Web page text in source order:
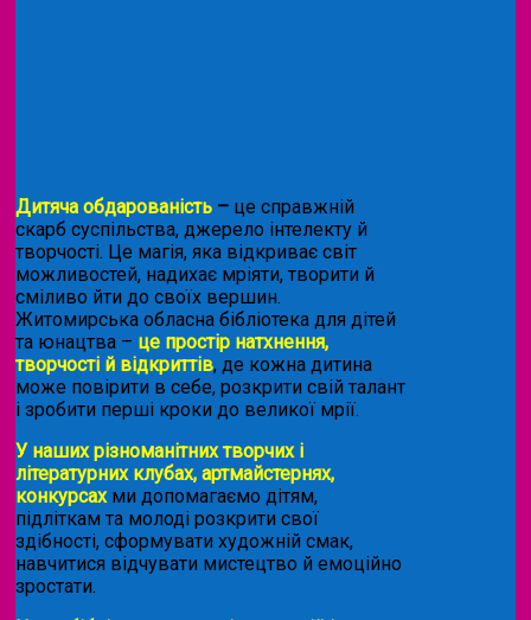
Дитяча обдарованість – це справжній
скарб суспільства, джерело інтелекту й
творчості. Це магія, яка відкриває світ
можливостей, надихає мріяти, творити й
сміливо йти до своїх вершин.
Житомирська обласна бібліотека для дітей
та юнацтва – це простір натхнення,
творчості й відкриттів, де кожна дитина
може повірити в себе, розкрити свій талант
і зробити перші кроки до великої мрії.
У наших різноманітних творчих і
літературних клубах, артмайстернях,
конкурсахми допомагаємо дітям,
підліткам та молоді розкрити свої
здібності, сформувати художній смак,
навчитися відчувати мистецтво й емоційно
зростати.